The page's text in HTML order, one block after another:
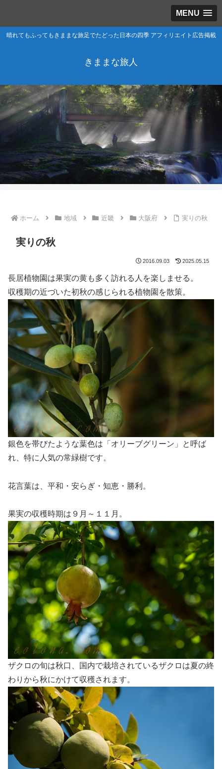
MENU
晴れてもふってもきままな旅足でたどった日本の四季 アフィリエイト広告掲載
きままな旅人
ホーム 地域 近畿 大阪府 実りの秋
実りの秋
2016.09.03 2025.05.15
長居植物園は果実の黄も多く訪れる人を楽しませる。
収穫期の近づいた初秋の感じられる植物園を散策。
銀色を帯びたような葉色は「オリーブグリーン」と呼ば
れ、特に人気の常緑樹です。
花言葉は、平和・安らぎ・知恵・勝利。
果実の収穫時期は９月～１１月。
ザクロの旬は秋口、国内で栽培されているザクロは夏の終
わりから秋にかけて収穫されます。